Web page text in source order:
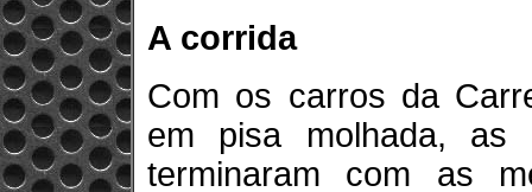
A corrida
Com os carros da
em pisa molhada, as
terminaram com as